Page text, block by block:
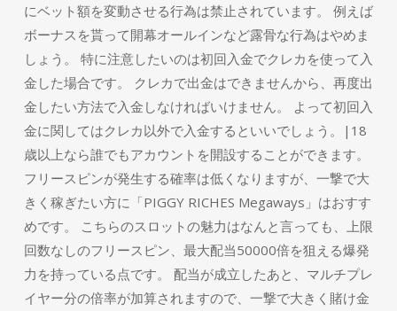
にベット額を変動させる行為は禁止されています。 例えば
ボーナスを貰って開幕オールインなど露骨な行為はやめま
しょう。 特に注意したいのは初回入金でクレカを使って入
金した場合です。 クレカで出金はできませんから、再度出
金したい方法で入金しなければいけません。 よって初回入
金に関してはクレカ以外で入金するといいでしょう。|18
歳以上なら誰でもアカウントを開設することができます。
フリースピンが発生する確率は低くなりますが、一撃で大
きく稼ぎたい方に「PIGGY RICHES Megaways」はおすす
めです。 こちらのスロットの魅力はなんと言っても、上限
回数なしのフリースピン、最大配当50000倍を狙える爆発
力を持っている点です。 配当が成立したあと、マルチプレ
イヤー分の倍率が加算されますので、一撃で大きく賭け金